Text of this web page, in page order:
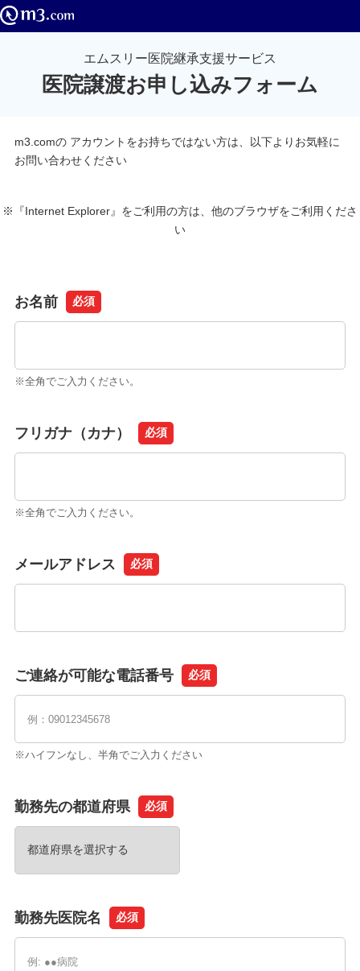
エムスリー医院継承支援サービス
医院譲渡お申し込みフォーム
m3.comの アカウントをお持ちではない方は、以下よりお気軽に
お問い合わせください
※『Internet Explorer』をご利用の方は、他のブラウザをご利用くださ
い
お名前 必須
※全角でご入力ください。
フリガナ（カナ） 必須
※全角でご入力ください。
メールアドレス 必須
ご連絡が可能な電話番号 必須
※ハイフンなし、半角でご入力ください
勤務先の都道府県 必須
勤務先医院名 必須